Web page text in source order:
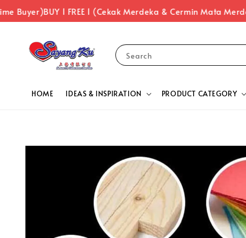
Buyer)BUY 1 FREE 1 (Cekak Merdeka & Cermin Mata
Search
HOME IDEAS & INSPIRATION PRODUCT CATEGORY